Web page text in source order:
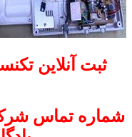
ثبت آنلاین
شماره تماس